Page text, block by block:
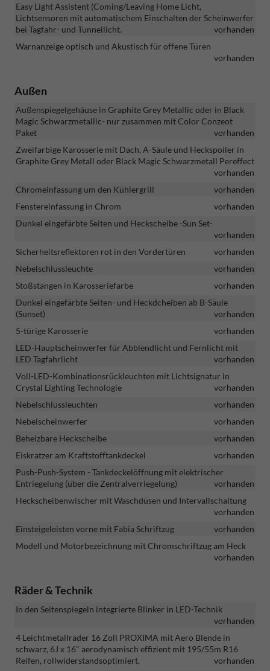
Easy Light Assistent (Coming/Leaving Home Licht,
Lichtsensoren mit automatischem Einschalten der Scheinwerfer
bei Tagfahr- und Tunnellicht.
vorhanden
Warnanzeige optisch und Akustisch für offene Türen
vorhanden
Außen
Außenspiegelgehäuse in Graphite Grey Metallic oder in Black
Magic Schwarzmetallic- nur zusammen mit Color Conzeot
Paket
vorhanden
Zweifarbige Karosserie mit Dach, A-Säule und Heckspoiler in
Graphite Grey Metall oder Black Magic Schwarzmetall Pereffect
vorhanden
Chromeinfassung um den Kühlergrill
vorhanden
Fenstereinfassung in Chrom
vorhanden
Dunkel eingefärbte Seiten und Heckscheibe -Sun Set-
vorhanden
Sicherheitsreflektoren rot in den Vordertüren
vorhanden
Nebelschlussleuchte
vorhanden
Stoßstangen in Karosseriefarbe
vorhanden
Dunkel eingefärbte Seiten- und Heckdcheiben ab B-Säule
(Sunset)
vorhanden
5-türige Karosserie
vorhanden
LED-Hauptscheinwerfer für Abblendlicht und Fernlicht mit
LED Tagfahrlicht
vorhanden
Voll-LED-Kombinationsrückleuchten mit Lichtsignatur in
Crystal Lighting Technologie
vorhanden
Nebelschlussleuchten
vorhanden
Nebelscheinwerfer
vorhanden
Beheizbare Heckscheibe
vorhanden
Eiskratzer am Kraftstofftankdeckel
vorhanden
Push-Push-System - Tankdeckelöffnung mit elektrischer
Entriegelung (über die Zentralverriegelung)
vorhanden
Heckscheibenwischer mit Waschdüsen und Intervallschaltung
vorhanden
Einsteigeleisten vorne mit Fabia Schriftzug
vorhanden
Modell und Motorbezeichnung mit Chromschriftzug am Heck
vorhanden
Räder & Technik
In den Seitenspiegeln integrierte Blinker in LED-Technik
vorhanden
4 Leichtmetallräder 16 Zoll PROXIMA mit Aero Blende in
schwarz, 6J x 16" aerodynamisch effizient mit 195/55m R16
Reifen, rollwiderstandsoptimiert,
vorhanden